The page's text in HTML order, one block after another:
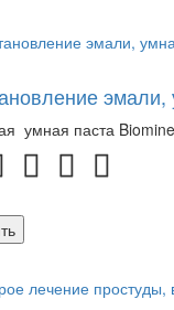
умная паста